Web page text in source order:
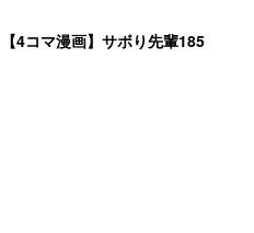
【4コマ漫画】サボり先輩185